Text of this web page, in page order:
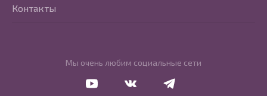
Мы очень любим социальные сети
Контакты